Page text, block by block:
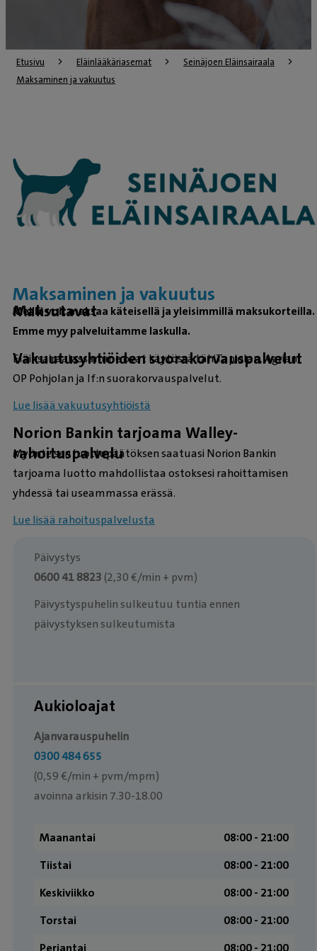
Etusivu Eläinlääkäriasemat
Seinäjoen Eläinsairaala
Maksaminen ja vakuutus
Maksaminen ja vakuutus
Maksutavat
Meillä voit maksaa käteisellä ja yleisimmillä maksukorteilla.
Emme myy palveluitamme laskulla.
Vakuutusyhtiöiden suorakorvauspalvelut
Eläinsairaalassamme ovat käytössä LähiTapiolan, Agrian,
OP Pohjolan ja If:n suorakorvauspalvelut.
Lue lisää vakuutusyhtiöistä
Norion Bankin tarjoama Walley-
rahoituspalvelu
Myönteisen luottopäätöksen saatuasi Norion Bankin
tarjoama luotto mahdollistaa ostoksesi rahoittamisen
yhdessä tai useammassa erässä.
Lue lisää rahoituspalvelusta
Päivystys
0600 41 8823 (2,30 €/min + pvm)
Päivystyspuhelin sulkeutuu tuntia ennen
päivystyksen sulkeutumista
Aukioloajat
Ajanvarauspuhelin
0300 484 655
(0,59 €/min + pvm/mpm)
avoinna arkisin 7.30-18.00
Maanantai
08:00 ­- 21:00
Tiistai
08:00 ­- 21:00
Keskiviikko
08:00 ­- 21:00
Torstai
08:00 ­- 21:00
Perjantai
08:00 ­- 21:00